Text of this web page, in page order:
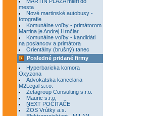
mesta
Nové martinské autobusy -
fotografie
Komunálne voľby - primátorom
Martina je Andrej Hrnčiar
Komunálne voľby - kandidáti
na poslancov a primátora
Orientálny (brušný) tanec
Posledné pridané firmy
Hyperbaricka komora
Oxyzona
Advokatska kancelaria
M2Legal s.r.o.
Zetagroup Consulting s.r.o.
Mauric s.r.o.
NEXT POČÍTAČE
ŽOS Vrútky a.s.